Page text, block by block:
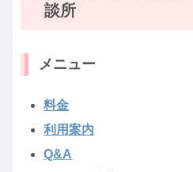
談所
メニュー
料金
利用案内
Q&A